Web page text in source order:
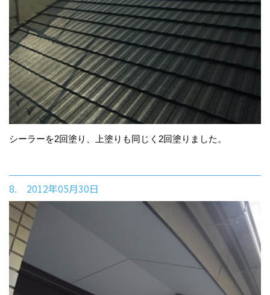
シーラーを2回塗り、上塗りも同じく2回塗りました。
8. 2012年05月30日